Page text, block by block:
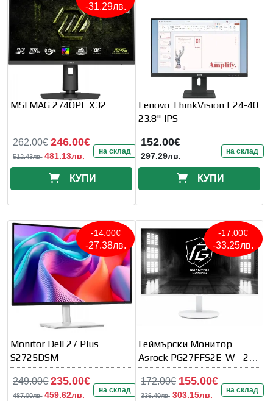
-31.29лв.
MSI MAG 274QPF X32
262.00€ 246.00€
512.43лв. 481.13лв. на склад
КУПИ
Lenovo ThinkVision E24-40
23.8" IPS
152.00€
297.29лв. на склад
КУПИ
-14.00€
-27.38лв.
Monitor Dell 27 Plus
S2725DSM
249.00€ 235.00€
487.00лв. 459.62лв. на склад
-17.00€
-33.25лв.
Геймърски Монитор
Asrock PG27FFS2E-W - 27"
FHD (1920x1080) IPS
172.00€ 155.00€
336.40лв. 303.15лв. на склад